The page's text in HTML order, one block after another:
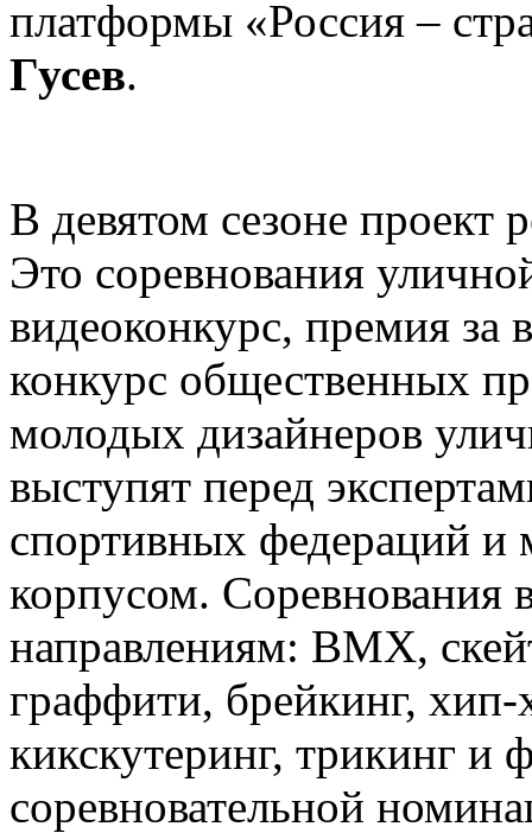
платформы «Россия –
Гусев.
В девятом сезоне проект
Это соревнования
видеоконкурс, премия за
конкурс общественных
молодых дизайнеров
выступят перед
спортивных федераций
корпусом. Соревнования
направлениям: BMX,
граффити, брейкинг,
кикскутеринг, трикинг и
соревновательной